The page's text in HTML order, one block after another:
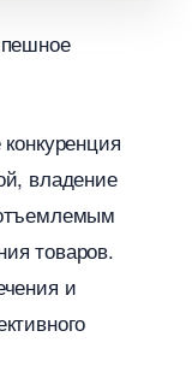
конкуренция
владение
товаров.
и